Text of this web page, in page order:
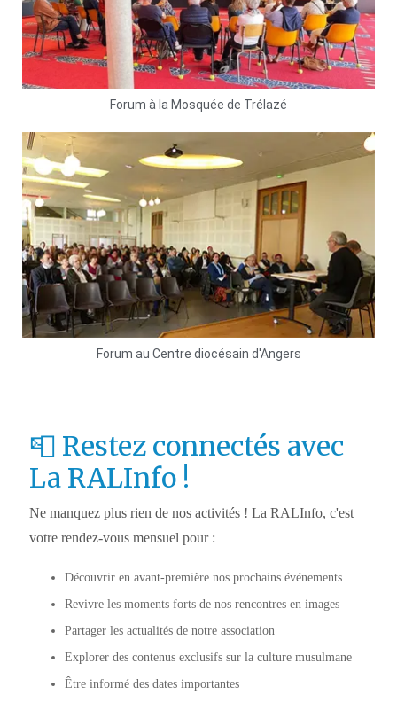
Forum à la Mosquée de Trélazé
Forum au Centre diocésain d'Angers
📮 Restez connectés avec
La RALInfo !
Ne manquez plus rien de nos activités ! La RALInfo, c'est
votre rendez-vous mensuel pour :
Découvrir en avant-première nos prochains événements
Revivre les moments forts de nos rencontres en images
Partager les actualités de notre association
Explorer des contenus exclusifs sur la culture musulmane
Être informé des dates importantes